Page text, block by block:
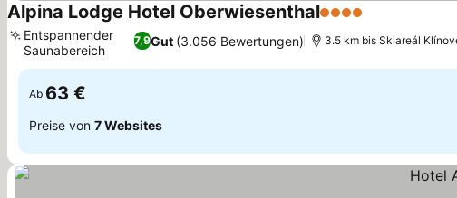
Alpina Lodge Hotel Oberwiesenthal4 Sterne
7,9Gut (3.056 Bewertungen)
Entspannender
Saunabereich
3.5 km bis Skiareál
Ab 63 €
Preise von 7 Websites